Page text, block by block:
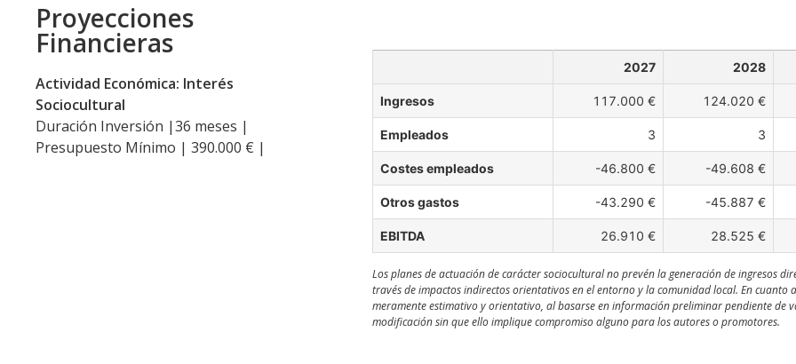
Proyecciones
Financieras
Actividad Económica: Interés
Sociocultural
Duración Inversión |36 meses |
Presupuesto Mínimo | 390.000 € |
2027 2028
Ingresos 117.000 € 124.020 €
Empleados 3 3
Costes empleados -46.800 € -49.608 €
Otros gastos -43.290 € -45.887 €
EBITDA 26.910 € 28.525 €
Los planes de actuación de carácter sociocultural no prevén la generación de ingresos
través de impactos indirectos orientativos en el entorno y la comunidad local. En
meramente estimativo y orientativo, al basarse en información preliminar pendiente
modificación sin que ello implique compromiso alguno para los autores o promotores.